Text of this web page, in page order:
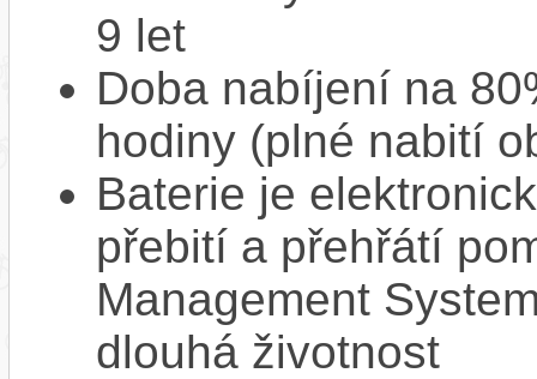
9 let
Doba nabíjení na
hodiny (plné nabití
Baterie je
přebití a přehřátí
Management
dlouhá životnost